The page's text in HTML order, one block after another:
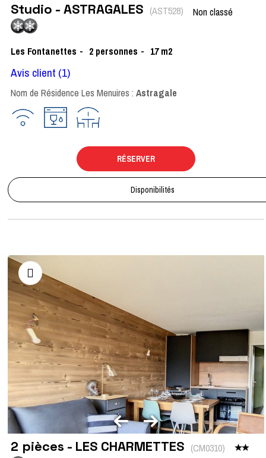
Studio - ASTRAGALES (AST528) Non classé
Les Fontanettes 2 personnes 17 m2
Avis client (1)
Nom de Résidence Les Menuires : Astragale
RÉSERVER
Disponibilités
2 pièces - LES CHARMETTES (CM0310)